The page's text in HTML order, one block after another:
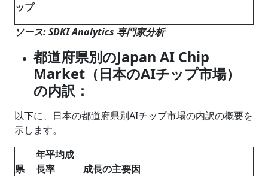
ップ
ソース: SDKI Analytics 専門家分析
都道府県別のJapan AI Chip
Market（日本のAIチップ市場）
の内訳：
以下に、日本の都道府県別AIチップ市場の内訳の概要を
示します。
県
年平均成
長率
成長の主要因